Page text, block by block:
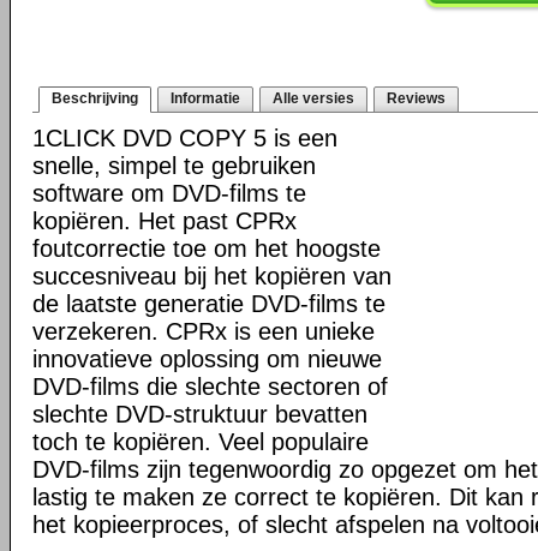
Beschrijving Informatie Alle versies Reviews
1CLICK DVD COPY 5 is een
snelle, simpel te gebruiken
software om DVD-films te
kopiëren. Het past CPRx
foutcorrectie toe om het hoogste
succesniveau bij het kopiëren van
de laatste generatie DVD-films te
verzekeren. CPRx is een unieke
innovatieve oplossing om nieuwe
DVD-films die slechte sectoren of
slechte DVD-struktuur bevatten
toch te kopiëren. Veel populaire
DVD-films zijn tegenwoordig zo opgezet om
lastig te maken ze correct te kopiëren. Dit kan
het kopieerproces, of slecht afspelen na